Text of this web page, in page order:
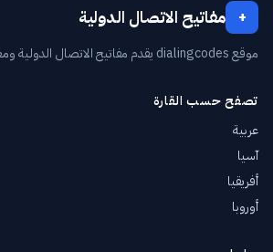
+ مفاتيح الاتصال الدولية
موقع dialingcodes يقدم مفاتيح الاتصال الدولية ومعلومات الدول مجاناً.
تصفح حسب القارة
عربية
آسيا
أفريقيا
أوروبا